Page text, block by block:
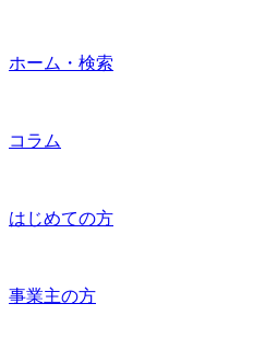
ホーム・検索
コラム
はじめての方
事業主の方